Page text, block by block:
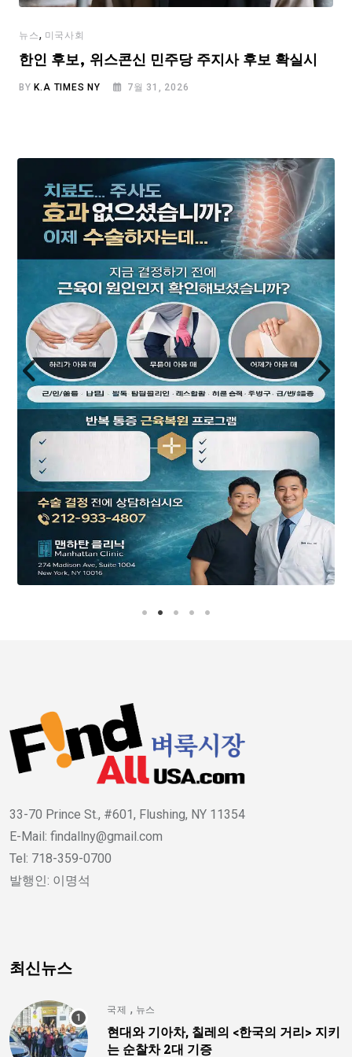
뉴스, 미국사회
한인 후보, 위스콘신 민주당 주지사 후보 확실시
BY K.A TIMES NY 7월 31, 2026
33-70 Prince St., #601, Flushing, NY 11354
E-Mail: findallny@gmail.com
Tel: 718-359-0700
발행인: 이명석
최신뉴스
국제 , 뉴스
현대와 기아차, 칠레의 <한국의 거리> 지키
는 순찰차 2대 기증